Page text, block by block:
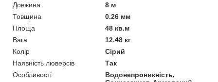
Довжина
8 м
Товщина
0.26 мм
Площа
48 кв.м
Вага
12.48 кг
Колір
Сірий
Наявність люверсів
Так
Особливості
Водонепроникність,